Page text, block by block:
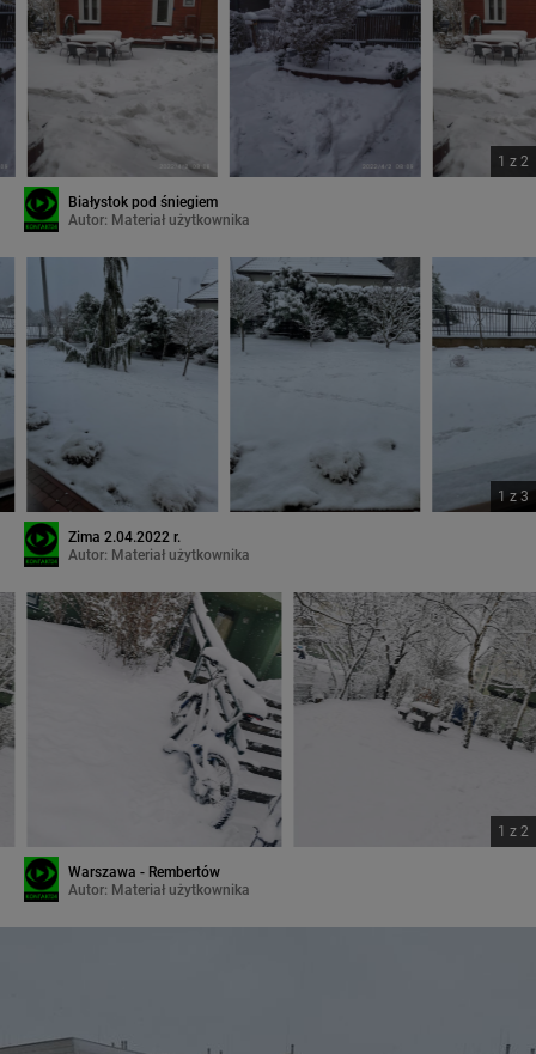
1 z 2
Białystok pod śniegiem
Autor: Materiał użytkownika
1 z 3
Zima 2.04.2022 r.
Autor: Materiał użytkownika
1 z 2
Warszawa - Rembertów
Autor: Materiał użytkownika